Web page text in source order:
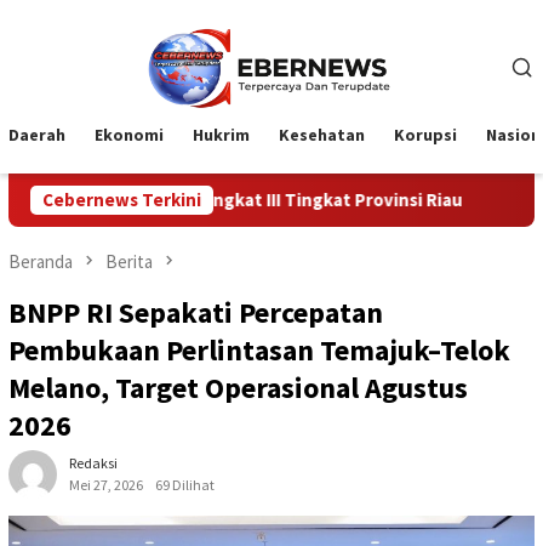
Daerah Ekonomi Hukrim Kesehatan Korupsi
Cebernews Terkini
Peringkat III Tingkat Provinsi Riau Kadiskes
Beranda Berita
BNPP RI Sepakati Percepatan
Pembukaan Perlintasan Temajuk–Telok
Melano, Target Operasional Agustus
2026
Redaksi
Mei 27, 2026
69 Dilihat